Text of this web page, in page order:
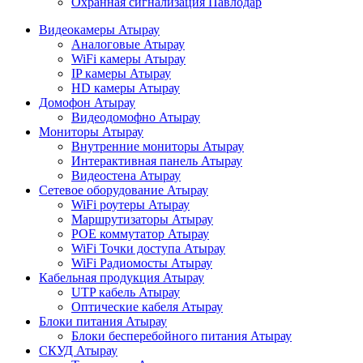
Видеокамеры Атырау
Аналоговые Атырау
WiFi камеры Атырау
IP камеры Атырау
HD камеры Атырау
Домофон Атырау
Видеодомофно Атырау
Мониторы Атырау
Внутренние мониторы Атырау
Интерактивная панель Атырау
Видеостена Атырау
Сетевое оборудование Атырау
WiFi роутеры Атырау
Маршрутизаторы Атырау
POE коммутатор Атырау
WiFi Точки доступа Атырау
WiFi Радиомосты Атырау
Кабельная продукция Атырау
UTP кабель Атырау
Оптические кабеля Атырау
Блоки питания Атырау
Блоки бесперебойного питания Атырау
СКУД Атырау